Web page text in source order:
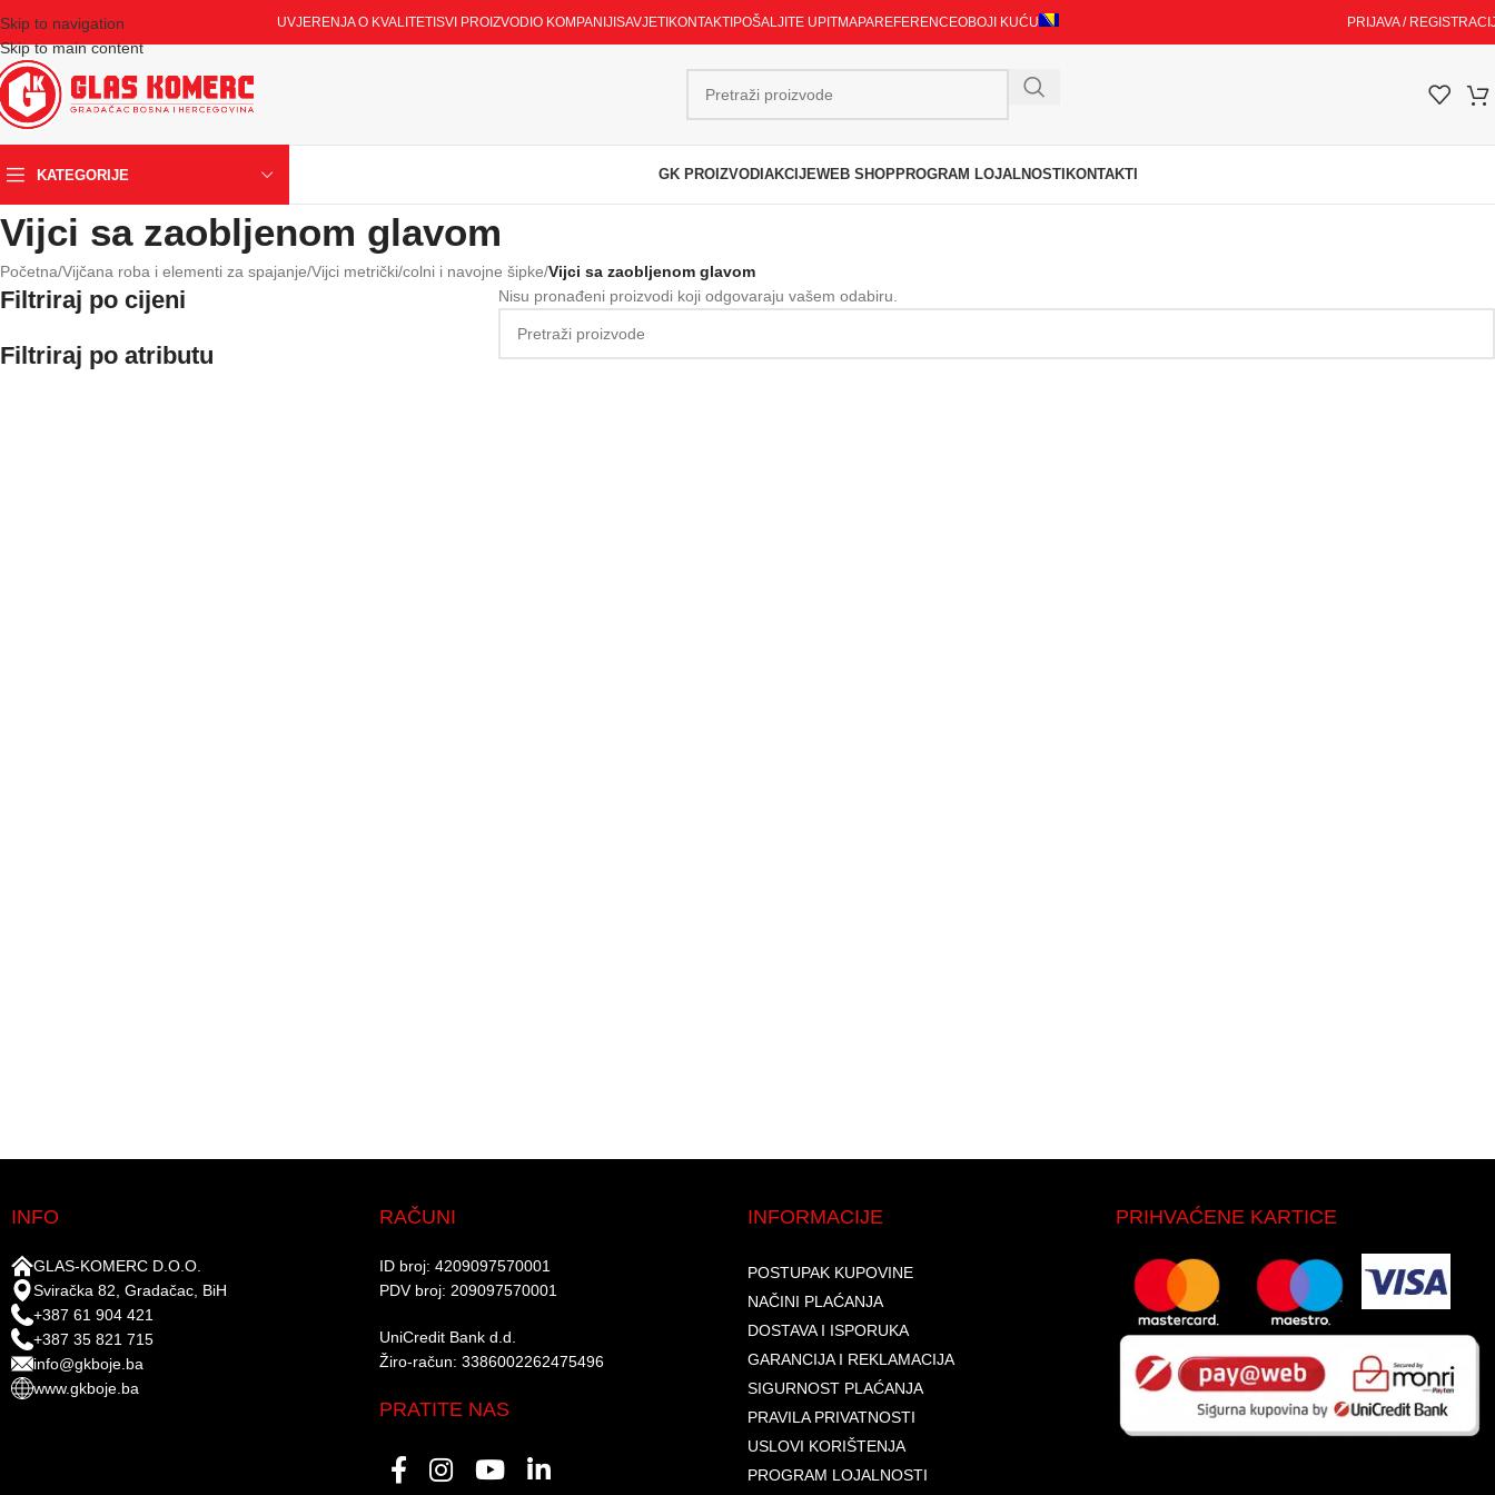
Skip to navigation
Skip to main content
UVJERENJA O KVALITETI SVI PROIZVODI O KOMPANIJI SAVJETI KONTAKTI POŠALJITE UPITMAPAREFERENCEOBOJI KUĆU PRIJAVA /
KATEGORIJE GK PROIZVODI AKCIJEWEB SHOPPROGRAM LOJALNOSTI KONTAKTI
Vijci sa zaobljenom glavom
Početna/Vijčana roba i elementi za spajanje/Vijci metrički/colni i navojne šipke/Vijci sa zaobljenom glavom
Filtriraj po cijeni
Filtriraj po atributu
Nisu pronađeni proizvodi koji odgovaraju vašem odabiru.
INFO
GLAS-KOMERC D.O.O.
Sviračka 82, Gradačac, BiH
+387 61 904 421
+387 35 821 715
info@gkboje.ba
www.gkboje.ba
RAČUNI
ID broj: 4209097570001​
PDV broj: 209097570001 ​
UniCredit Bank d.d.​
Žiro-račun: 3386002262475496​​
PRATITE NAS
INFORMACIJE
POSTUPAK KUPOVINE
NAČINI PLAĆANJA
DOSTAVA I ISPORUKA
GARANCIJA I REKLAMACIJA
SIGURNOST PLAĆANJA
PRAVILA PRIVATNOSTI
USLOVI KORIŠTENJA
PROGRAM LOJALNOSTI
PRIHVAĆENE KARTICE